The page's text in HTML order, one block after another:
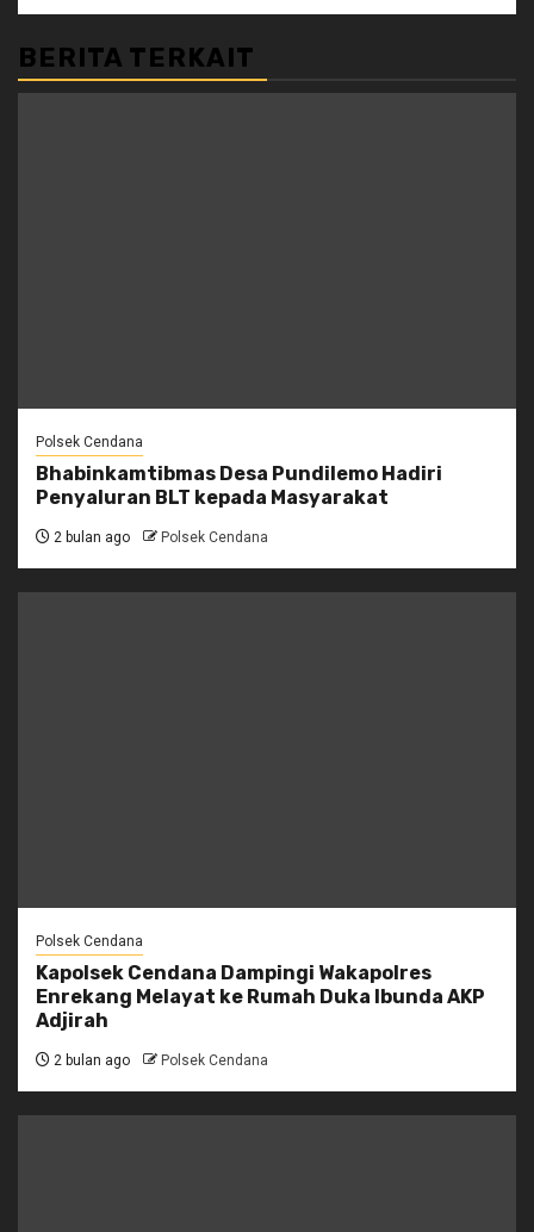
BERITA TERKAIT
Polsek Cendana
Bhabinkamtibmas Desa Pundilemo Hadiri
Penyaluran BLT kepada Masyarakat
2 bulan ago Polsek Cendana
Polsek Cendana
Kapolsek Cendana Dampingi Wakapolres
Enrekang Melayat ke Rumah Duka Ibunda AKP
Adjirah
2 bulan ago Polsek Cendana